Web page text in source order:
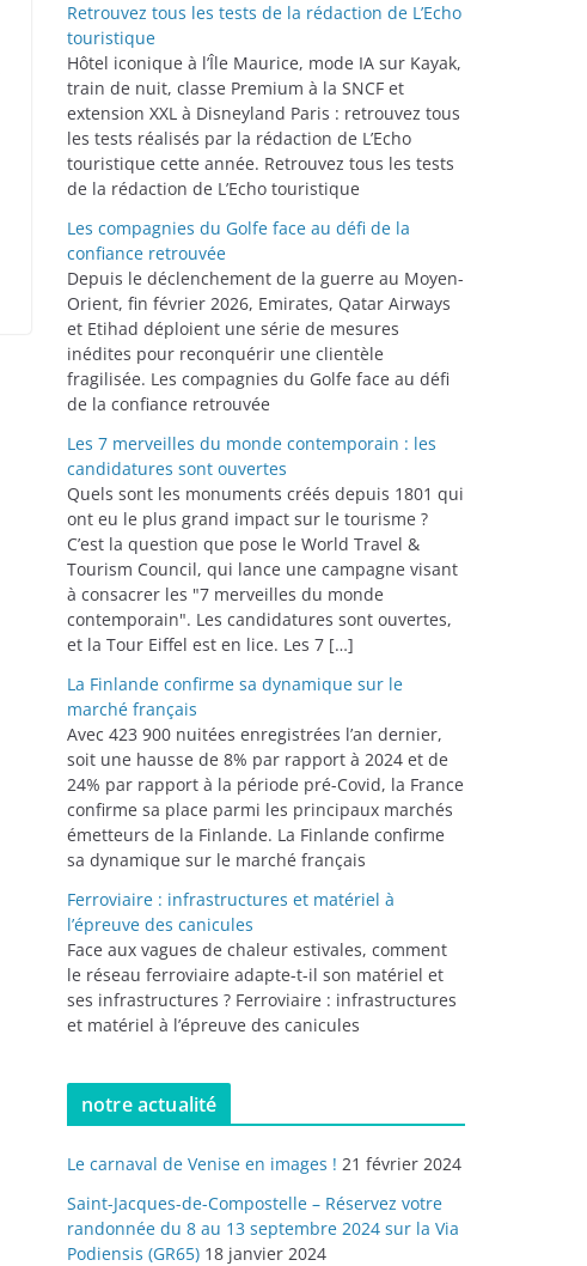
r
i
e
s
Retrouvez tous les tests de la rédaction de L’Echo
touristique
Hôtel iconique à l’Île Maurice, mode IA sur Kayak,
train de nuit, classe Premium à la SNCF et
extension XXL à Disneyland Paris : retrouvez tous
les tests réalisés par la rédaction de L’Echo
touristique cette année. Retrouvez tous les tests
de la rédaction de L’Echo touristique
Les compagnies du Golfe face au défi de la
confiance retrouvée
Depuis le déclenchement de la guerre au Moyen-
Orient, fin février 2026, Emirates, Qatar Airways
et Etihad déploient une série de mesures
inédites pour reconquérir une clientèle
fragilisée. Les compagnies du Golfe face au défi
de la confiance retrouvée
Les 7 merveilles du monde contemporain : les
candidatures sont ouvertes
Quels sont les monuments créés depuis 1801 qui
ont eu le plus grand impact sur le tourisme ?
C’est la question que pose le World Travel &
Tourism Council, qui lance une campagne visant
à consacrer les "7 merveilles du monde
contemporain". Les candidatures sont ouvertes,
et la Tour Eiffel est en lice. Les 7 […]
La Finlande confirme sa dynamique sur le
marché français
Avec 423 900 nuitées enregistrées l’an dernier,
soit une hausse de 8% par rapport à 2024 et de
24% par rapport à la période pré-Covid, la France
confirme sa place parmi les principaux marchés
émetteurs de la Finlande. La Finlande confirme
sa dynamique sur le marché français
Ferroviaire : infrastructures et matériel à
l’épreuve des canicules
Face aux vagues de chaleur estivales, comment
le réseau ferroviaire adapte-t-il son matériel et
ses infrastructures ? Ferroviaire : infrastructures
et matériel à l’épreuve des canicules
notre actualité
Le carnaval de Venise en images ! 21 février 2024
Saint-Jacques-de-Compostelle – Réservez votre
randonnée du 8 au 13 septembre 2024 sur la Via
Podiensis (GR65) 18 janvier 2024